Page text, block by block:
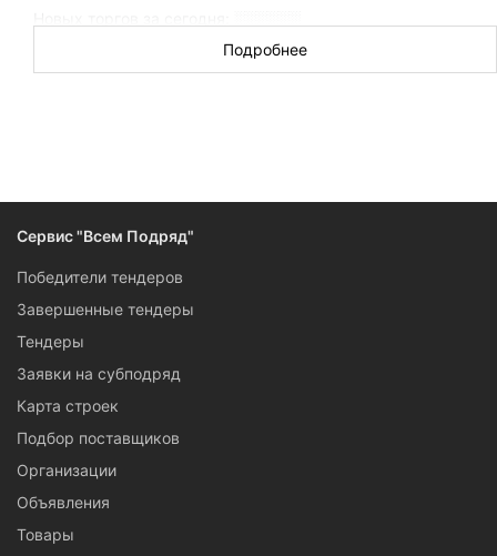
Специализируетесь на отделке фасадов? Умеете
подготовиться.
Подробнее
Сервис "Всем Подряд"
Победители тендеров
Завершенные тендеры
Тендеры
Заявки на субподряд
Карта строек
Подбор поставщиков
Организации
Объявления
Товары